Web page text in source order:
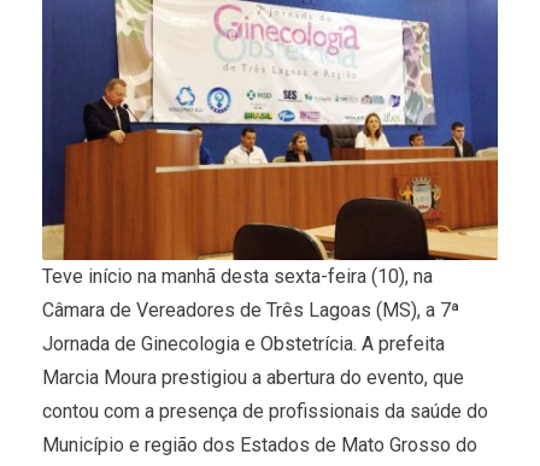
Teve início na manhã desta sexta-feira (10), na
Câmara de Vereadores de Três Lagoas (MS), a 7ª
Jornada de Ginecologia e Obstetrícia. A prefeita
Marcia Moura prestigiou a abertura do evento, que
contou com a presença de profissionais da saúde do
Município e região dos Estados de Mato Grosso do